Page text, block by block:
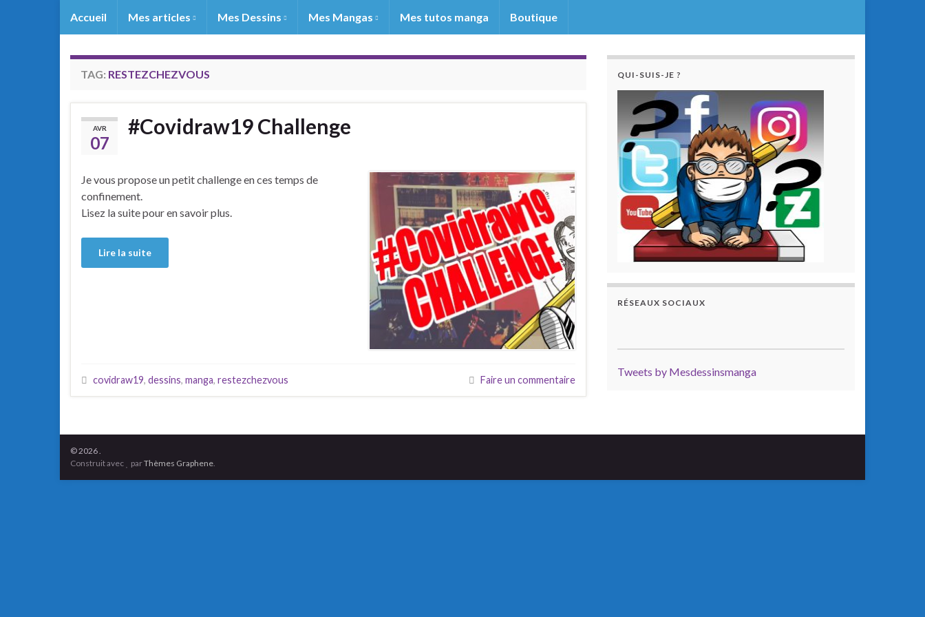
Accueil Mes articles Mes Dessins Mes Mangas Mes tutos manga Boutique
TAG: RESTEZCHEZVOUS
AVR
07
#Covidraw19 Challenge
Je vous propose un petit challenge en ces temps de
confinement.
Lisez la suite pour en savoir plus.
Lire la suite
covidraw19, dessins, manga, restezchezvous Faire un commentaire
QUI-SUIS-JE ?
RÉSEAUX SOCIAUX
Tweets by Mesdessinsmanga
© 2026 .
Construit avec
parThèmes Graphene.